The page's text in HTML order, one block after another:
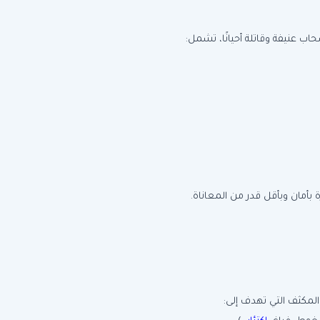
عنيفة وقاتلة أحيانًا، تشمل:
وبأقل قدر من المعاناة.
التي تهدف إلى: